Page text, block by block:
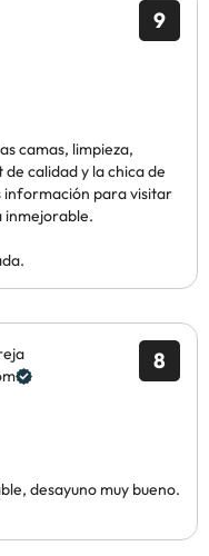
9
camas, limpieza,
calidad y la chica de
información para visitar
inmejorable.
8
desayuno muy bueno.